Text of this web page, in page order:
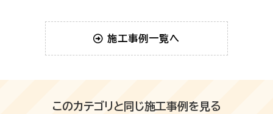
施工事例一覧へ
このカテゴリと同じ施工事例を見る